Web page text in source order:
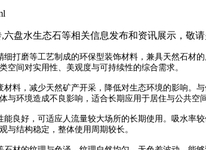
六盘水生态石等相关信息发布和资讯展示，敬请
打磨等工艺制成的环保型装饰材料，兼具天然石材
间对实用性、美观度与可持续性的综合需求。
料，减少天然矿产开采，降低对生态环境的影响。
环境造成不良影响，适合长期应用于居住与公共空间
良好，可适应人流量较大场所的长期使用。吸水率
与结构稳定，整体使用周期较长。